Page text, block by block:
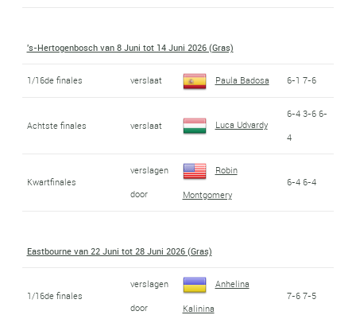
's-Hertogenbosch van 8 Juni tot 14 Juni 2026 (Gras)
1/16de finales verslaat Paula Badosa 6-1 7-6
Achtste finales verslaat Luca Udvardy
6-4 3-6 6-
4
Kwartfinales
verslagen
door
Robin
Montgomery
6-4 6-4
Eastbourne van 22 Juni tot 28 Juni 2026 (Gras)
1/16de finales
verslagen
door
Anhelina
Kalinina
7-6 7-5